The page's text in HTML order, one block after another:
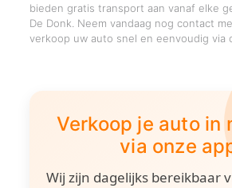
bieden gratis transport aan vanaf elke
De Donk. Neem vandaag nog contact
verkoop uw auto snel en eenvoudig via
Verkoop je auto in
via onze
Wij zijn dagelijks bereikbaar